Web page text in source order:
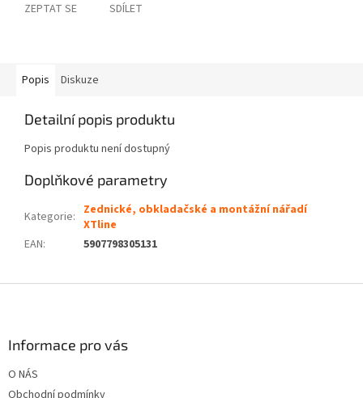
ZEPTAT SE SDÍLET
Popis Diskuze
Detailní popis produktu
Popis produktu není dostupný
Doplňkové parametry
Kategorie: Zednické, obkladačské a montážní nářadí
XTline
EAN: 5907798305131
Informace pro vás
O NÁS